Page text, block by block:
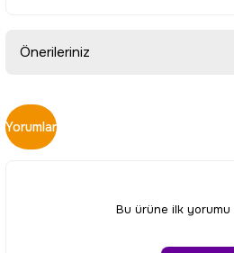
Önerileriniz
Bu ürünün fiyat bilgisi, resim, ürün
konularda yetersiz gördüğünüz
kullanarak tarafımıza iletebilirsiniz.
Ürün resmi kalitesiz, bozuk veya
Yorumlar
Bu ürüne ilk yorumu